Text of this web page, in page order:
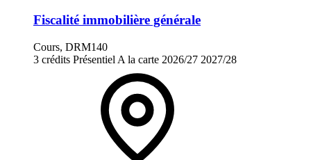
Fiscalité immobilière générale
Cours, DRM140
3 crédits Présentiel A la carte 2026/27 2027/28